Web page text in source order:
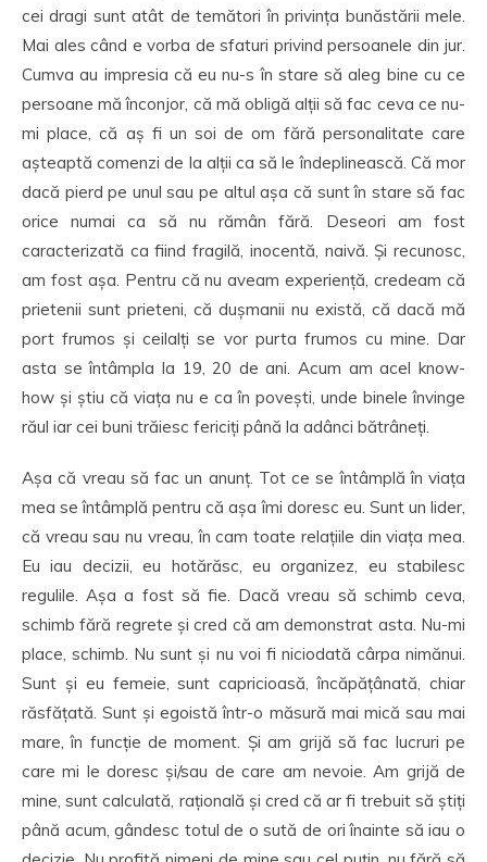
cei dragi sunt atât de temători în privința bunăstării mele.
Mai ales când e vorba de sfaturi privind persoanele din jur.
Cumva au impresia că eu nu-s în stare să aleg bine cu ce
persoane mă înconjor, că mă obligă alții să fac ceva ce nu-
mi place, că aș fi un soi de om fără personalitate care
așteaptă comenzi de la alții ca să le îndeplinească. Că mor
dacă pierd pe unul sau pe altul așa că sunt în stare să fac
orice numai ca să nu rămân fără. Deseori am fost
caracterizată ca fiind fragilă, inocentă, naivă. Și recunosc,
am fost așa. Pentru că nu aveam experiență, credeam că
prietenii sunt prieteni, că dușmanii nu există, că dacă mă
port frumos și ceilalți se vor purta frumos cu mine. Dar
asta se întâmpla la 19, 20 de ani. Acum am acel know-
how și știu că viața nu e ca în povești, unde binele învinge
răul iar cei buni trăiesc fericiți până la adânci bătrâneți.
Așa că vreau să fac un anunț. Tot ce se întâmplă în viața
mea se întâmplă pentru că așa îmi doresc eu. Sunt un lider,
că vreau sau nu vreau, în cam toate relațiile din viața mea.
Eu iau decizii, eu hotărăsc, eu organizez, eu stabilesc
regulile. Așa a fost să fie. Dacă vreau să schimb ceva,
schimb fără regrete și cred că am demonstrat asta. Nu-mi
place, schimb. Nu sunt și nu voi fi niciodată cârpa nimănui.
Sunt și eu femeie, sunt capricioasă, încăpățânată, chiar
răsfățată. Sunt și egoistă într-o măsură mai mică sau mai
mare, în funcție de moment. Și am grijă să fac lucruri pe
care mi le doresc și/sau de care am nevoie. Am grijă de
mine, sunt calculată, rațională și cred că ar fi trebuit să știți
până acum, gândesc totul de o sută de ori înainte să iau o